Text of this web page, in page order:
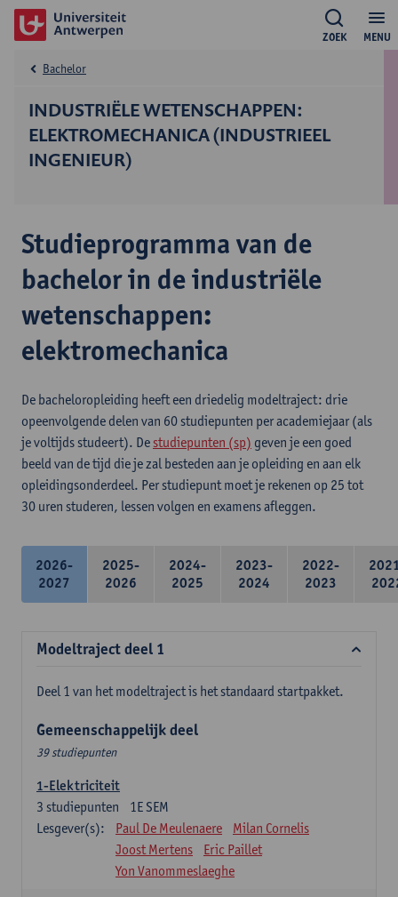
MENU
ZOEK
INDUSTRIËLE WETENSCHAPPEN:
ELEKTROMECHANICA (INDUSTRIEEL
INGENIEUR)
Bachelor
Studieprogramma van de
bachelor in de industriële
wetenschappen:
elektromechanica
De bacheloropleiding heeft een driedelig modeltraject: drie
opeenvolgende delen van 60 studiepunten per academiejaar (als
je voltijds studeert). De studiepunten (sp) geven je een goed
beeld van de tijd die je zal besteden aan je opleiding en aan elk
opleidingsonderdeel. Per studiepunt moet je rekenen op 25 tot
30 uren studeren, lessen volgen en examens afleggen.
2026-
2027
2025-
2026
2024-
2025
2023-
2024
2022-
2023
Modeltraject deel 1
Deel 1 van het modeltraject is het standaard startpakket.
Gemeenschappelijk deel
39 studiepunten
1-Elektriciteit
1E SEM
3 studiepunten
Lesgever(s):
Paul De Meulenaere
Milan Cornelis
Joost Mertens
Eric Paillet
Yon Vanommeslaeghe